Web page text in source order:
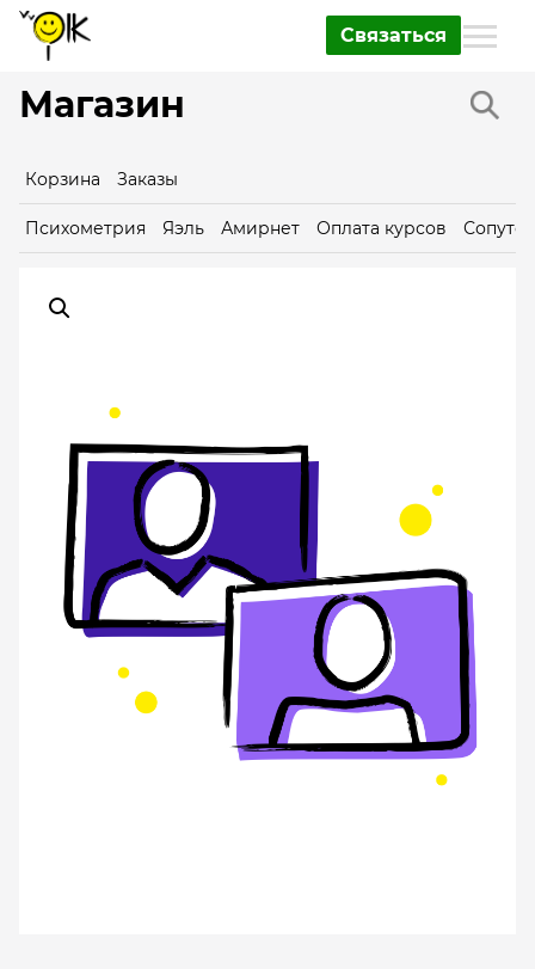
Связаться
Магазин
Корзина Заказы
Психометрия Яэль Амирнет Оплата курсов